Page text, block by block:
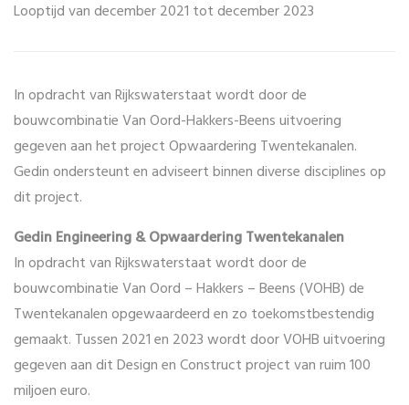
Looptijd van december 2021 tot december 2023
In opdracht van Rijkswaterstaat wordt door de
bouwcombinatie Van Oord-Hakkers-Beens uitvoering
gegeven aan het project Opwaardering Twentekanalen.
Gedin ondersteunt en adviseert binnen diverse disciplines op
dit project.
Gedin Engineering & Opwaardering Twentekanalen
In opdracht van Rijkswaterstaat wordt door de
bouwcombinatie Van Oord – Hakkers – Beens (VOHB) de
Twentekanalen opgewaardeerd en zo toekomstbestendig
gemaakt. Tussen 2021 en 2023 wordt door VOHB uitvoering
gegeven aan dit Design en Construct project van ruim 100
miljoen euro.